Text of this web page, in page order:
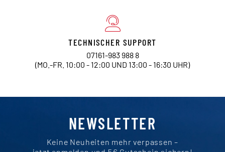
TECHNISCHER SUPPORT
07161-983 988 8
(MO.-FR. 10:00 - 12:00 UND 13:00 - 16:30 UHR)
NEWSLETTER
Keine Neuheiten mehr verpassen –